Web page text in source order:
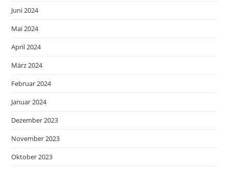
Juni 2024
Mai 2024
April 2024
März 2024
Februar 2024
Januar 2024
Dezember 2023
November 2023
Oktober 2023